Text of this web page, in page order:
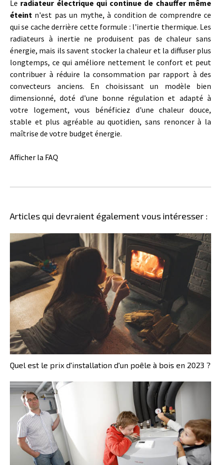
Le radiateur électrique qui continue de chauffer même
éteint n'est pas un mythe, à condition de comprendre ce
qui se cache derrière cette formule : l'inertie thermique. Les
radiateurs à inertie ne produisent pas de chaleur sans
énergie, mais ils savent stocker la chaleur et la diffuser plus
longtemps, ce qui améliore nettement le confort et peut
contribuer à réduire la consommation par rapport à des
convecteurs anciens. En choisissant un modèle bien
dimensionné, doté d'une bonne régulation et adapté à
votre logement, vous bénéficiez d'une chaleur douce,
stable et plus agréable au quotidien, sans renoncer à la
maîtrise de votre budget énergie.
Afficher la FAQ
Articles qui devraient également vous intéresser :
Quel est le prix d'installation d'un poêle à bois en 2023 ?